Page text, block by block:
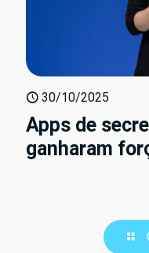
30/10/2025
Apps de
ganharam